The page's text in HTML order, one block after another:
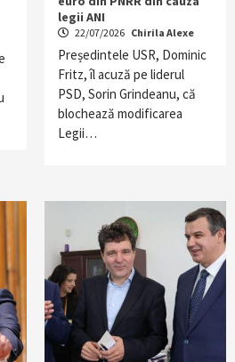
legii ANI
22/07/2026 Chirila Alexe
Președintele USR, Dominic
Fritz, îl acuză pe liderul
PSD, Sorin Grindeanu, că
blochează modificarea
Legii…